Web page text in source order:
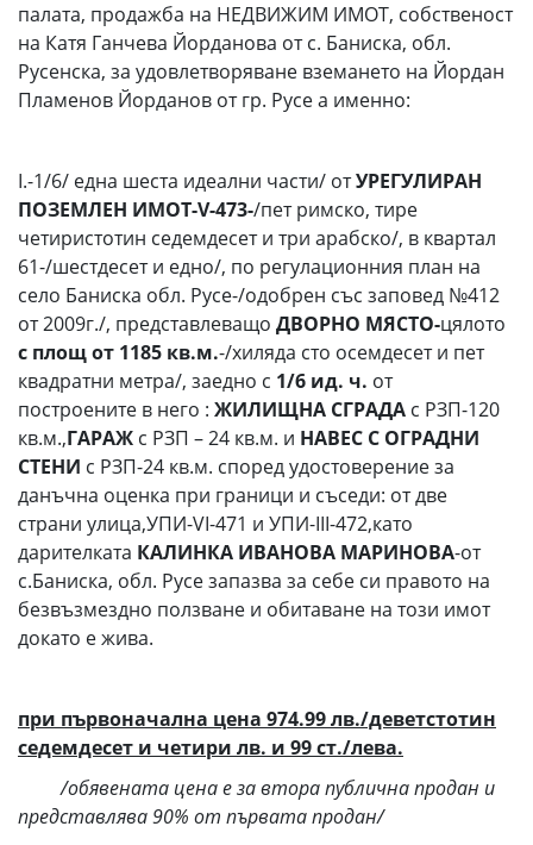
палата, продажба на НЕДВИЖИМ ИМОТ, собственост
на Катя Ганчева Йорданова от с. Баниска, обл.
Русенска, за удовлетворяване вземането на Йордан
Пламенов Йорданов от гр. Русе а именно:
І.-1/6/ една шеста идеални части/ отУРЕГУЛИРАН
ПОЗЕМЛЕН ИМОТ-V-473-/пет римско, тире
четиристотин седемдесет и три арабско/, в квартал
61-/шестдесет и едно/, по регулационния план на
село Баниска обл. Русе-/одобрен със заповед №412
от 2009г./, представлеващо ДВОРНО МЯСТО-цялото
с площ от 1185 кв.м.-/хиляда сто осемдесет и пет
квадратни метра/, заедно с 1/6 ид. ч. от
построените в него : ЖИЛИЩНА СГРАДА с РЗП-120
кв.м.,ГАРАЖ с РЗП – 24 кв.м. и НАВЕС С ОГРАДНИ
СТЕНИ с РЗП-24 кв.м. според удостоверение за
данъчна оценка при граници и съседи: от две
страни улица,УПИ-VІ-471 и УПИ-ІІІ-472,като
дарителката КАЛИНКА ИВАНОВА МАРИНОВА-от
с.Баниска, обл. Русе запазва за себе си правото на
безвъзмездно ползване и обитаване на този имот
докато е жива.
при първоначална цена 974.99 лв./деветстотин
седемдесет и четири лв. и 99 ст./лева.
/обявената цена е за втора публична продан и
представлява 90% от първата продан/